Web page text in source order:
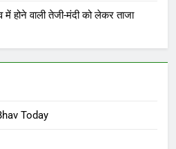
में होने वाली तेजी-मंदी को लेकर ताजा
Today